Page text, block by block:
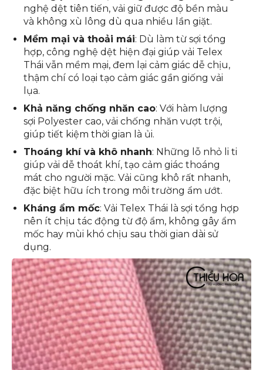
nghệ dệt tiên tiến, vải giữ được độ bền màu
và không xù lông dù qua nhiều lần giặt.
Mềm mại và thoải mái: Dù làm từ sợi tổng
hợp, công nghệ dệt hiện đại giúp vải Telex
Thái vẫn mềm mại, đem lại cảm giác dễ chịu,
thậm chí có loại tạo cảm giác gần giống vải
lụa.
Khả năng chống nhăn cao: Với hàm lượng
sợi Polyester cao, vải chống nhăn vượt trội,
giúp tiết kiệm thời gian là ủi.
Thoáng khí và khô nhanh: Những lỗ nhỏ li ti
giúp vải dễ thoát khí, tạo cảm giác thoáng
mát cho người mặc. Vải cũng khô rất nhanh,
đặc biệt hữu ích trong môi trường ẩm ướt.
Kháng ẩm mốc: Vải Telex Thái là sợi tổng hợp
nên ít chịu tác động từ độ ẩm, không gây ẩm
mốc hay mùi khó chịu sau thời gian dài sử
dụng.